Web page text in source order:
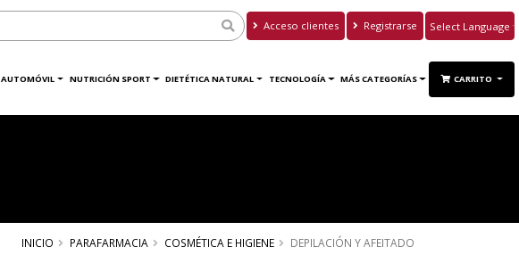
Acceso clientes Registrarse
Translate
AUTOMÓVIL NUTRICIÓN SPORT DIETÉTICA NATURAL TECNOLOGÍA MÁS CATEGORÍAS CARRITO
INICIO PARAFARMACIA COSMÉTICA E HIGIENE DEPILACIÓN Y AFEITADO